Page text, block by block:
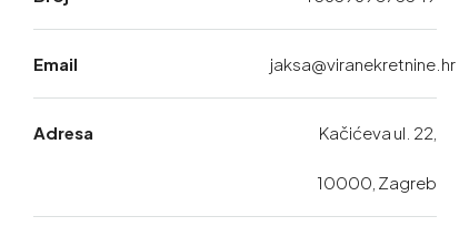
Email jaksa@viranekretnine.hr
Adresa Kačićeva ul. 22,
10000, Zagreb